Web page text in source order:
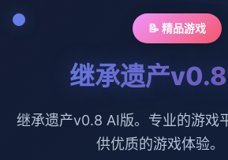
📝 精品游戏
继承遗产
继承遗产v0.8 AI版。专业的游戏
供优质的游戏体验。